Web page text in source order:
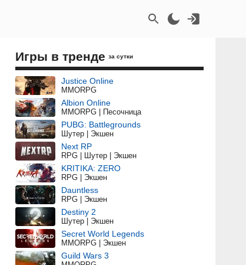
Игры в тренде за сутки
Justice Online
MMORPG
Albion Online
MMORPG | Песочница
PUBG: Battlegrounds
Шутер | Экшен
Next RP
RPG | Шутер | Экшен
KRITIKA: ZERO
RPG | Экшен
Dauntless
RPG | Экшен
Destiny 2
Шутер | Экшен
Secret World Legends
MMORPG | Экшен
Guild Wars 3